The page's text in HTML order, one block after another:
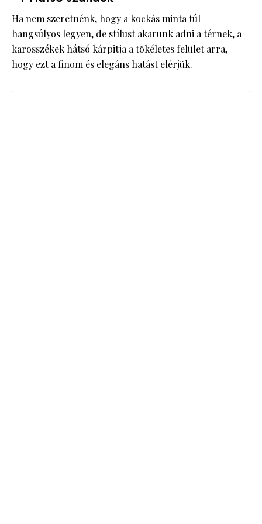
Ha nem szeretnénk, hogy a kockás minta túl
hangsúlyos legyen, de stílust akarunk adni a térnek, a
karosszékek hátsó kárpitja a tökéletes felület arra,
hogy ezt a finom és elegáns hatást elérjük.